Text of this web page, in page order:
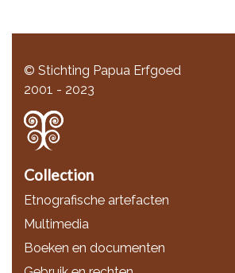
© Stichting Papua Erfgoed
2001 - 2023
Collection
Etnografische artefacten
Multimedia
Boeken en documenten